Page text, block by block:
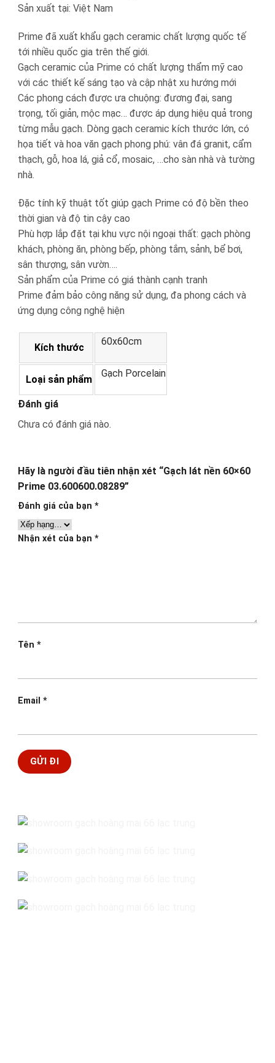
Sản xuất tại: Việt Nam
Prime đã xuất khẩu gạch ceramic chất lượng quốc tế
tới nhiều quốc gia trên thế giới.
Gạch ceramic của Prime có chất lượng thẩm mỹ cao
với các thiết kế sáng tạo và cập nhật xu hướng mới
Các phong cách được ưa chuộng: đương đại, sang
trọng, tối giản, mộc mạc… được áp dụng hiệu quả trong
từng mẫu gạch. Dòng gạch ceramic kích thước lớn, có
họa tiết và hoa văn gạch phong phú: vân đá granit, cẩm
thạch, gỗ, hoa lá, giả cổ, mosaic, …cho sàn nhà và tường
nhà.
Đặc tính kỹ thuật tốt giúp gạch Prime có độ bền theo
thời gian và độ tin cậy cao
Phù hợp lắp đặt tại khu vực nội ngoại thất: gạch phòng
khách, phòng ăn, phòng bếp, phòng tắm, sảnh, bể bơi,
sân thượng, sân vườn….
Sản phẩm của Prime có giá thành cạnh tranh
Prime đảm bảo công năng sử dụng, đa phong cách và
ứng dụng công nghệ hiện
Kích thước
60x60cm
Loại sản phẩm
Gạch Porcelain
Đánh giá
Chưa có đánh giá nào.
Hãy là người đầu tiên nhận xét “Gạch lát nền 60×60
Prime 03.600600.08289”
Đánh giá của bạn *
Nhận xét của bạn *
Tên *
Email *